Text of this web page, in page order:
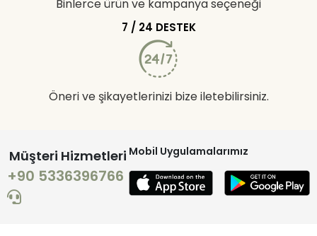
Binlerce ürün ve kampanya seçeneği
7 / 24 DESTEK
Öneri ve şikayetlerinizi bize iletebilirsiniz.
Müşteri Hizmetleri
+90 5336396766
Mobil Uygulamalarımız